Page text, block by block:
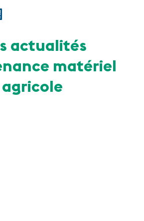
actualités
matériel
agricole